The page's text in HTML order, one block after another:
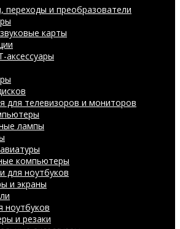
переходы и преобразователи
карты
аксессуары
для телевизоров и мониторов
лампы
компьютеры
для ноутбуков
и экраны
ноутбуков
и резаки